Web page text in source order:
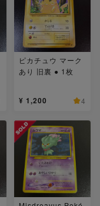
ピカチュウ マーク
あり 旧裏 ● 1枚
¥ 1,200 4